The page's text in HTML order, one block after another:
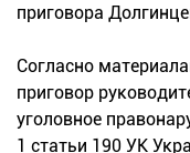
приговора
Согласно
приговор
уголовное
1 статьи 190 УК